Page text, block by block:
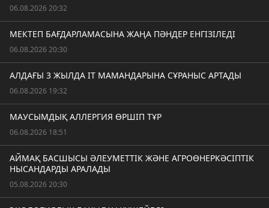
06.08.2026 20:32
МЕКТЕП БАҒДАРЛАМАСЫНА ЖАҢА ПӘНДЕР ЕНГІЗІЛЕДІ
06.08.2026 20:30
АЛДАҒЫ 3 ЖЫЛДА IT МАМАНДАРЫНА СҰРАНЫС АРТАДЫ
06.08.2026 19:32
МАУСЫМДЫҚ АЛЛЕРГИЯ ӨРШІП ТҰР
06.08.2026 18:51
АЙМАҚ БАСШЫСЫ ӘЛЕУМЕТТІК ЖӘНЕ АГРОӨНЕРКӘСІПТІК
НЫСАНДАРДЫ АРАЛАДЫ
05.08.2026 20:30